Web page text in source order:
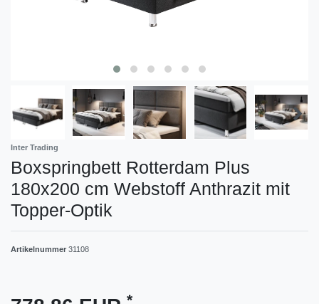
Inter Trading
Boxspringbett Rotterdam Plus
180x200 cm Webstoff Anthrazit mit
Topper-Optik
Artikelnummer 31108
*